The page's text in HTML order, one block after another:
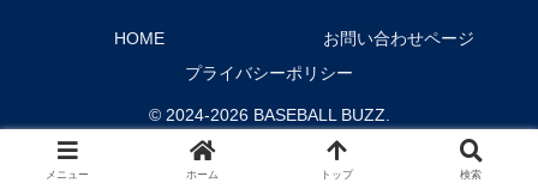
HOME
お問い合わせページ
プライバシーポリシー
© 2024-2026 BASEBALL BUZZ.
メニュー ホーム トップ 検索